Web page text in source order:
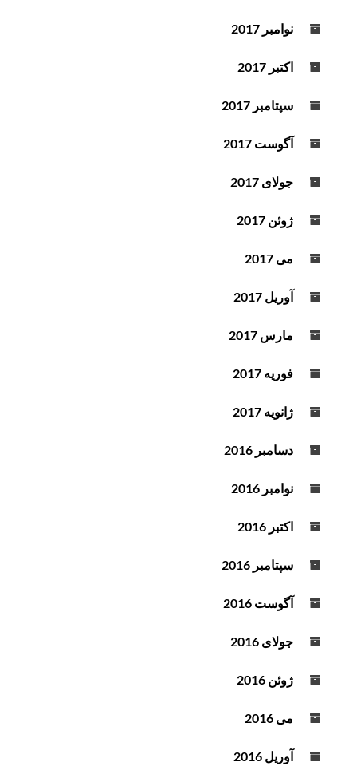
نوامبر 2017
اکتبر 2017
سپتامبر 2017
آگوست 2017
جولای 2017
ژوئن 2017
می 2017
آوریل 2017
مارس 2017
فوریه 2017
ژانویه 2017
دسامبر 2016
نوامبر 2016
اکتبر 2016
سپتامبر 2016
آگوست 2016
جولای 2016
ژوئن 2016
می 2016
آوریل 2016